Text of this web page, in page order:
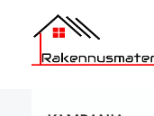
sisältöön